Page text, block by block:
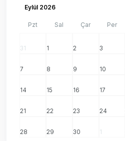
Eylül 2026
Pzt Sal Çar Per
31 1 2 3
7 8 9 10
14 15 16 17
21 22 23 24
28 29 30 1